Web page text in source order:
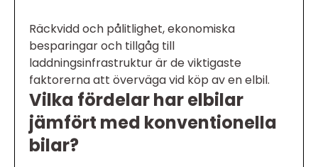
Räckvidd och pålitlighet, ekonomiska
besparingar och tillgåg till
laddningsinfrastruktur är de viktigaste
faktorerna att överväga vid köp av en elbil.
Vilka fördelar har elbilar
jämfört med konventionella
bilar?